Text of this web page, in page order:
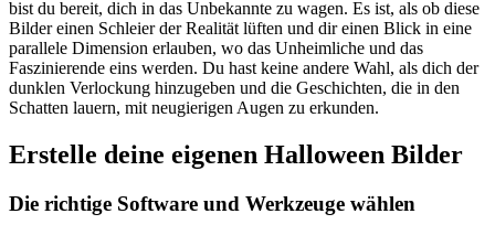
bist du bereit, dich in das Unbekannte zu wagen. Es ist, als ob diese
Bilder einen Schleier der Realität lüften und dir einen Blick in eine
parallele Dimension erlauben, wo das Unheimliche und das
Faszinierende eins werden. Du hast keine andere Wahl, als dich der
dunklen Verlockung hinzugeben und die Geschichten, die in den
Schatten lauern, mit neugierigen Augen zu erkunden.
Erstelle deine eigenen Halloween Bilder
Die richtige Software und Werkzeuge wählen